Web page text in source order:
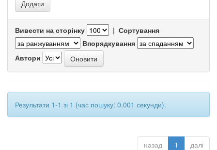
Вивести на сторінку | Сортування
Впорядкування
Автори
Результати 1-1 зі 1 (час пошуку: 0.001 секунди).
назад 1 далі